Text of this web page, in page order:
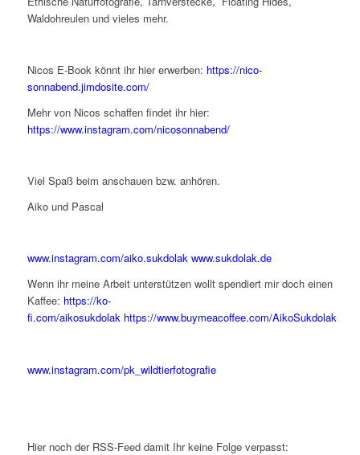
Waldohreulen und vieles mehr.
Nicos E-Book könnt ihr hier erwerben: https://nico-
sonnabend.jimdosite.com/
Mehr von Nicos schaffen findet ihr hier:
https://www.instagram.com/nicosonnabend/
Viel Spaß beim anschauen bzw. anhören.
Aiko und Pascal
www.instagram.com/aiko.sukdolak www.sukdolak.de
Wenn ihr meine Arbeit unterstützen wollt spendiert mir doch einen
Kaffee: https://ko-
fi.com/aikosukdolak https://www.buymeacoffee.com/AikoSukdolak
www.instagram.com/pk_wildtierfotografie
Hier noch der RSS-Feed damit Ihr keine Folge verpasst: